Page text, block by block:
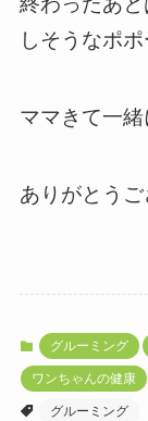
しそうなポ
ママきて一
ありがとう
グルーミング
ワンちゃんの健康
グルーミング